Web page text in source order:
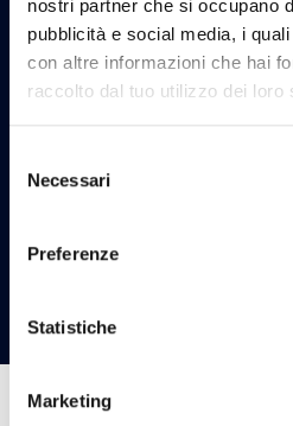
nostri partner che si occupano
pubblicità e social media, i
con altre informazioni che hai
raccolto dal tuo utilizzo dei loro
delNecessari
Preferenze
Statistiche
Marketing
Midjourney